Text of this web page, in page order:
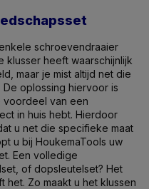
schroevendraaier
klusser heeft waarschijnlijk
maar je mist altijd net die
oplossing hiervoor is
voordeel van een
in huis hebt. Hierdoor
u net die specifieke maat
u bij HoukemaTools uw
Een volledige
of dopsleutelset? Het
het. Zo maakt u het klussen